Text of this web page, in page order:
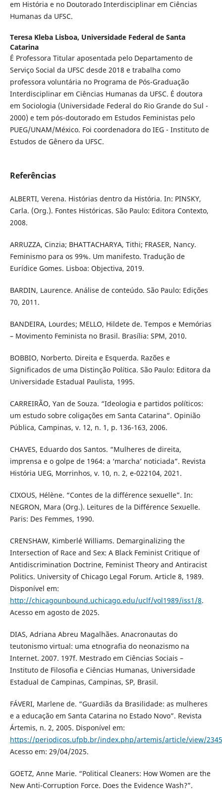
em História e no Doutorado Interdisciplinar em Ciências
Humanas da UFSC.
Teresa Kleba Lisboa, Universidade Federal de Santa
Catarina
É Professora Titular aposentada pelo Departamento de
Serviço Social da UFSC desde 2018 e trabalha como
professora voluntária no Programa de Pós-Graduação
Interdisciplinar em Ciências Humanas da UFSC. É doutora
em Sociologia (Universidade Federal do Rio Grande do Sul -
2000) e tem pós-doutorado em Estudos Feministas pelo
PUEG/UNAM/México. Foi coordenadora do IEG - Instituto de
Estudos de Gênero da UFSC.
Referências
ALBERTI, Verena. Histórias dentro da História. In: PINSKY,
Carla. (Org.). Fontes Históricas. São Paulo: Editora Contexto,
2008.
ARRUZZA, Cinzia; BHATTACHARYA, Tithi; FRASER, Nancy.
Feminismo para os 99%. Um manifesto. Tradução de
Eurídice Gomes. Lisboa: Objectiva, 2019.
BARDIN, Laurence. Análise de conteúdo. São Paulo: Edições
70, 2011.
BANDEIRA, Lourdes; MELLO, Hildete de. Tempos e Memórias
– Movimento Feminista no Brasil. Brasília: SPM, 2010.
BOBBIO, Norberto. Direita e Esquerda. Razões e
Significados de uma Distinção Política. São Paulo: Editora da
Universidade Estadual Paulista, 1995.
CARREIRÃO, Yan de Souza. “Ideologia e partidos políticos:
um estudo sobre coligações em Santa Catarina”. Opinião
Pública, Campinas, v. 12, n. 1, p. 136-163, 2006.
CHAVES, Eduardo dos Santos. “Mulheres de direita,
imprensa e o golpe de 1964: a ‘marcha’ noticiada”. Revista
História UEG, Morrinhos, v. 10, n. 2, e-022104, 2021.
CIXOUS, Hélène. “Contes de la différence sexuelle”. In:
NEGRON, Mara (Org.). Leitures de la Différence Sexuelle.
Paris: Des Femmes, 1990.
CRENSHAW, Kimberlé Williams. Demarginalizing the
Intersection of Race and Sex: A Black Feminist Critique of
Antidiscrimination Doctrine, Feminist Theory and Antiracist
Politics. University of Chicago Legal Forum. Article 8, 1989.
Disponível em:
http://chicagounbound.uchicago.edu/uclf/vol1989/iss1/8.
Acesso em agosto de 2025.
DIAS, Adriana Abreu Magalhães. Anacronautas do
teutonismo virtual: uma etnografia do neonazismo na
Internet. 2007. 197f. Mestrado em Ciências Sociais –
Instituto de Filosofia e Ciências Humanas, Universidade
Estadual de Campinas, Campinas, SP, Brasil.
FÁVERI, Marlene de. “Guardiãs da Brasilidade: as mulheres
e a educação em Santa Catarina no Estado Novo”. Revista
Ártemis, n. 2, 2005. Disponível em:
https://periodicos.ufpb.br/index.php/artemis/article/view/2345
Acesso em: 29/04/2025.
GOETZ, Anne Marie. “Political Cleaners: How Women are the
New Anti-Corruption Force. Does the Evidence Wash?”.